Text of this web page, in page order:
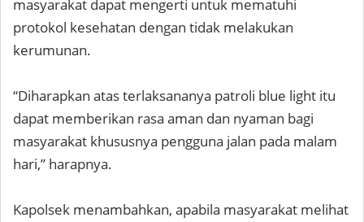
masyarakat dapat mengerti untuk mematuhi
protokol kesehatan dengan tidak melakukan
kerumunan.
“Diharapkan atas terlaksananya patroli blue light itu
dapat memberikan rasa aman dan nyaman bagi
masyarakat khususnya pengguna jalan pada malam
hari,” harapnya.
Kapolsek menambahkan, apabila masyarakat melihat